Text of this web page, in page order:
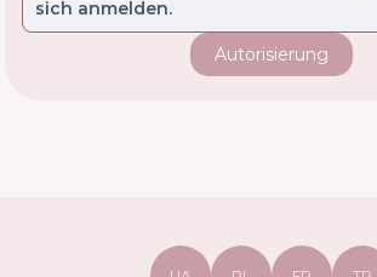
sich anmelden.
Autorisierung